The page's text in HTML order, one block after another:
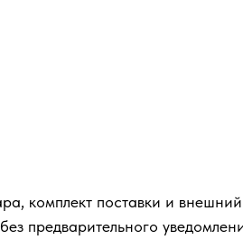
комплект поставки и
предварительного